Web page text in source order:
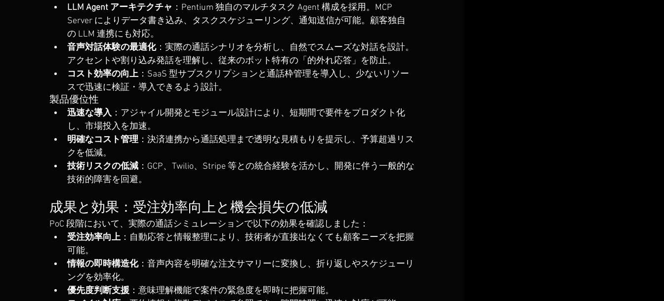
LLM Agent アーキテクチャ ：Pentium 独自のマルチタスク Agent 構成を採用。MCP
Server によりデータ書き込み、タスクスケジューリング、通知送信が可能。顧客独自
の LLM 連携にも対応。
音声対話体験の最適化：実際の通話シナリオを分析し、自然でスムーズな対話を設計。
アクセントや割り込み発話を理解し、従来のボット特有の「的外れ応答」を防止。
コスト効率の向上 ：SaaS 型サブスクリプションと通話枠管理を導入し、少ないリソー
スで迅速に検証・導入できるよう設計。
製品優位性
迅速な導入：アジャイル開発とモジュール設計により、短期間で要件をプロダクト化
し、市場投入を加速。
明確なコスト管理：決済連携から通話処理まで透明な見積もりを提示し、予算超過リス
クを低減。
技術リスクの低減 ：GCP、Twilio、Stripe 等との統合経験を活かし、開発に伴う一般的な
技術的障害を回避。
成果と効果：受注効率向上と機会損失の低減
PoC 段階において、実際の通話シミュレーションで以下の効果を確認しました：
受注効率向上 ：自動応答と情報整理により、技術者が直接出なくても顧客ニーズを把握
可能。
情報の即時構造化：音声内容を明確な注文サマリーに変換し、折り返しやスケジューリ
ングを効率化。
優先度判断支援 ：意味理解機能で案件の緊急度を即時に把握可能。